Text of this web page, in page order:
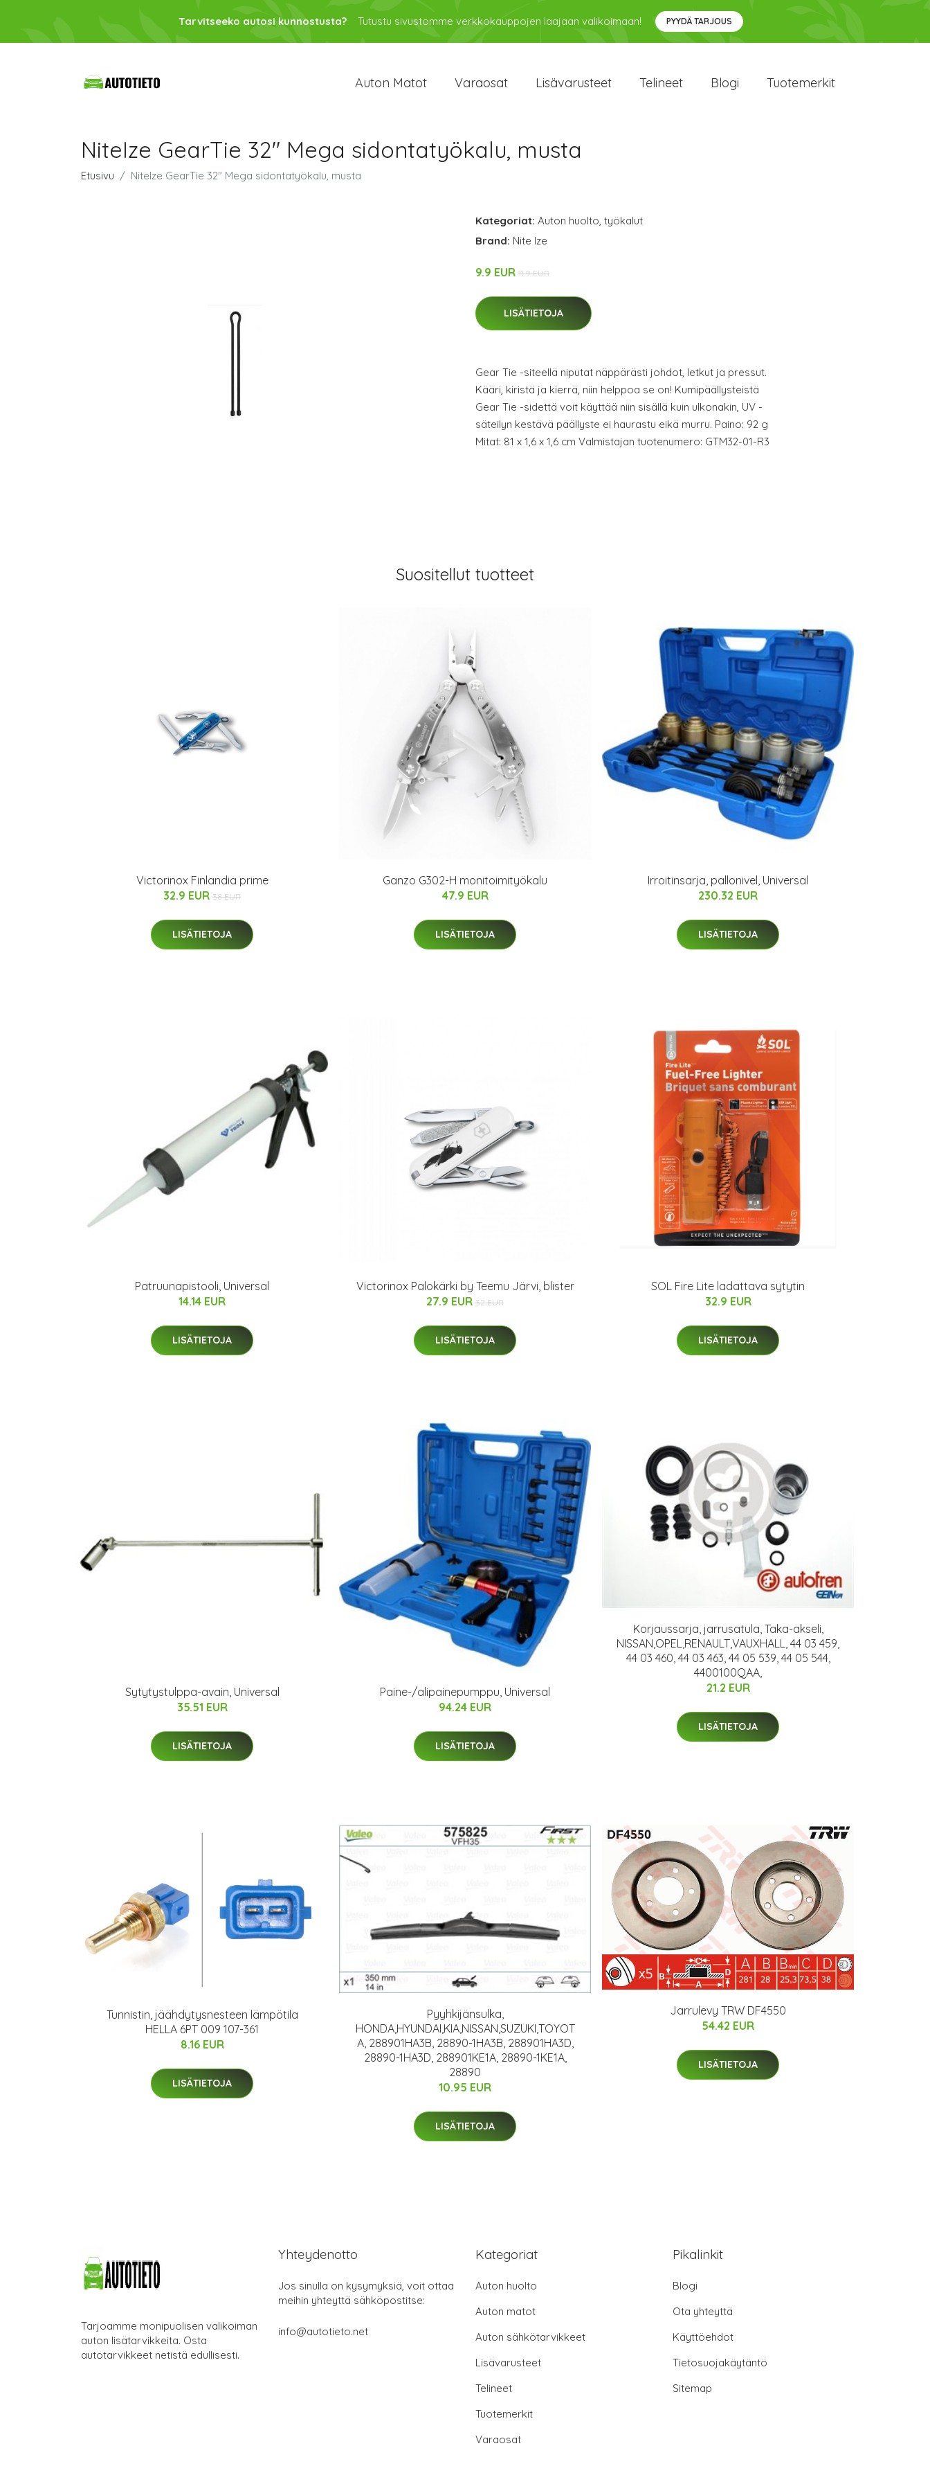
Tarvitseeko autosi kunnostusta? Tutustu sivustomme verkkokauppojen laajaan valikoimaan! PYYDÄ TARJOUS
Auton Matot Varaosat Lisävarusteet Telineet Blogi Tuotemerkit
NiteIze GearTie 32" Mega sidontatyökalu, musta
Etusivu NiteIze GearTie 32" Mega sidontatyökalu, musta
Kategoriat: Auton huolto, työkalut
Brand: Nite Ize
9.9 EUR 11.9 EUR
LISÄTIETOJA
Gear Tie -siteellä niputat näppärästi johdot, letkut ja pressut.
Kääri, kiristä ja kierrä, niin helppoa se on! Kumipäällysteistä
Gear Tie -sidettä voit käyttää niin sisällä kuin ulkonakin, UV -
säteilyn kestävä päällyste ei haurastu eikä murru. Paino: 92 g
Mitat: 81 x 1,6 x 1,6 cm Valmistajan tuotenumero: GTM32-01-R3
Suositellut tuotteet
Victorinox Finlandia prime
32.9 EUR 38 EUR
LISÄTIETOJA
Ganzo G302-H monitoimityökalu
47.9 EUR
LISÄTIETOJA
Irroitinsarja, pallonivel, Universal
230.32 EUR
LISÄTIETOJA
Patruunapistooli, Universal
14.14 EUR
LISÄTIETOJA
Victorinox Palokärki by Teemu Järvi, blister
27.9 EUR 32 EUR
LISÄTIETOJA
SOL Fire Lite ladattava sytytin
32.9 EUR
LISÄTIETOJA
Sytytystulppa-avain, Universal
35.51 EUR
LISÄTIETOJA
Paine-/alipainepumppu, Universal
94.24 EUR
LISÄTIETOJA
Korjaussarja, jarrusatula, Taka-akseli,
NISSAN,OPEL,RENAULT,VAUXHALL, 44 03 459,
44 03 460, 44 03 463, 44 05 539, 44 05 544,
4400100QAA,
21.2 EUR
LISÄTIETOJA
Tunnistin, jäähdytysnesteen lämpötila
HELLA 6PT 009 107-361
8.16 EUR
LISÄTIETOJA
Pyyhkijänsulka,
HONDA,HYUNDAI,KIA,NISSAN,SUZUKI,TOYOT
A, 288901HA3B, 28890-1HA3B, 288901HA3D,
28890-1HA3D, 288901KE1A, 28890-1KE1A,
28890
10.95 EUR
LISÄTIETOJA
Jarrulevy TRW DF4550
54.42 EUR
LISÄTIETOJA
Tarjoamme monipuolisen valikoiman
auton lisätarvikkeita. Osta
autotarvikkeet netistä edullisesti.
Yhteydenotto
Jos sinulla on kysymyksiä, voit ottaa
meihin yhteyttä sähköpostitse:
info@autotieto.net
Kategoriat
Auton huolto
Auton matot
Auton sähkötarvikkeet
Lisävarusteet
Telineet
Tuotemerkit
Varaosat
Pikalinkit
Blogi
Ota yhteyttä
Käyttöehdot
Tietosuojakäytäntö
Sitemap